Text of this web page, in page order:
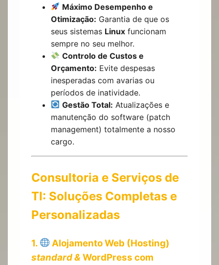
Máximo Desempenho e
Otimização: Garantia de que os
seus sistemas Linux funcionam
sempre no seu melhor.
Controlo de Custos e
Orçamento: Evite despesas
inesperadas com avarias ou
períodos de inatividade.
Gestão Total: Atualizações e
manutenção do software (patch
management) totalmente a nosso
cargo.
Consultoria e Serviços de
TI: Soluções Completas e
Personalizadas
1.
Alojamento Web (Hosting)
standard & WordPress com